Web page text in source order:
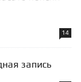
14
запись